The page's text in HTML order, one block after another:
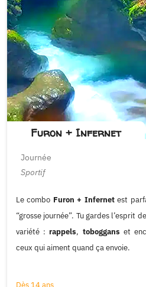
Furon + Infernet
Journée
Sportif
Le combo Furon + Infernetest
“grosse journée”. Tu gardes l’esprit
variété :rappels, toboggans et
ceux qui aiment quand ça envoie.
Dès 14 ans